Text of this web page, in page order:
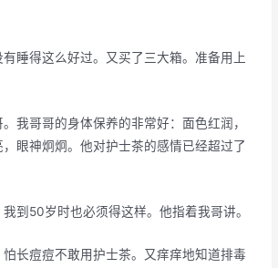
睡得这么好过。又买了三大箱。准备用上
我哥哥的身体保养的非常好：面色红润，
眼神炯炯。他对护士茶的感情已经超过了
到50岁时也必须得这样。他指着我哥讲。
长痘痘不敢用护士茶。又痒痒地知道排毒